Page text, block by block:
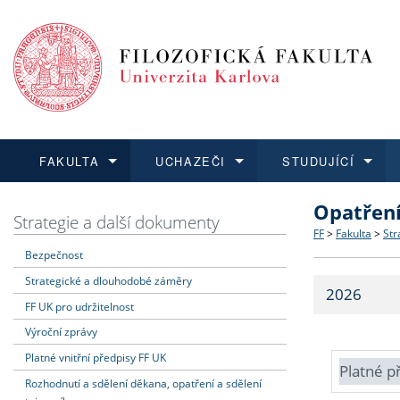
FAKULTA
Dozvědět se více
Struktura
Strategie
Fakultní
UCHAZEČI
Podat přihlášku
Co
Učitelské
STUDUJÍCÍ
Dozvědět se více
Dozvědět se více
O vědě a
Dozvědět se více
Aktuální
Strategie a další dokumenty
Bezpečnost
Strategické a dlouhodobé záměry
FF UK pro udržitelnost
Výroční zprávy
Platné vnitřní předpisy FF UK
Rozhodnutí a sdělení děkana, opatření a sdělení
FF > Fakulta >
2026
Platné